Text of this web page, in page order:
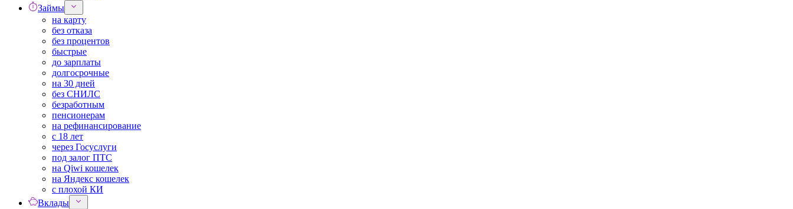
Займы
на карту
без отказа
без процентов
быстрые
до зарплаты
долгосрочные
на 30 дней
без СНИЛС
безработным
пенсионерам
на рефинансирование
с 18 лет
через Госуслуги
под залог ПТС
на Qiwi кошелек
на Яндекс кошелек
с плохой КИ
Вклады